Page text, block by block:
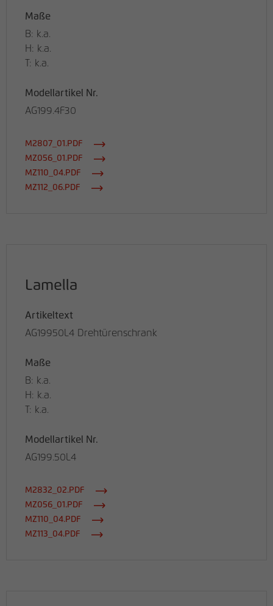
Maße
B: k.a.
H: k.a.
T: k.a.
Modellartikel Nr.
AG199.4F30
M2807_01.PDF
MZ056_01.PDF
MZ110_04.PDF
MZ112_06.PDF
Lamella
Artikeltext
AG19950L4 Drehtürenschrank
Maße
B: k.a.
H: k.a.
T: k.a.
Modellartikel Nr.
AG199.50L4
M2832_02.PDF
MZ056_01.PDF
MZ110_04.PDF
MZ113_04.PDF